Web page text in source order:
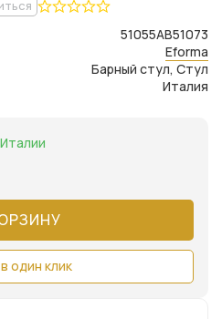
Eforma
51055AB51073
Барный стул, Стул
Италия
один клик